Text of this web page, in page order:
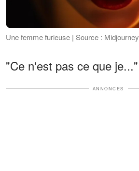
Une femme furieuse | Source : Midjourney
"Ce n'est pas ce que je..."
ANNONCES